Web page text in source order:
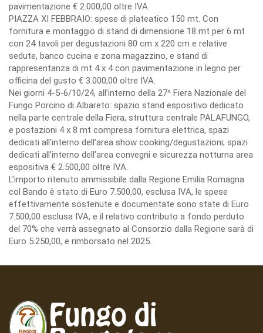
pavimentazione € 2.000,00 oltre IVA
PIAZZA XI FEBBRAIO: spese di plateatico 150 mt. Con
fornitura e montaggio di stand di dimensione 18 mt per 6 mt
con 24 tavoli per degustazioni 80 cm x 220 cm e relative
sedute, banco cucina e zona magazzino, e stand di
rappresentanza di mt 4 x 4 con pavimentazione in legno per
officina del gusto € 3.000,00 oltre IVA.
Nei giorni 4-5-6/10/24, all’interno della 27^ Fiera Nazionale del
Fungo Porcino di Albareto: spazio stand espositivo dedicato
nella parte centrale della Fiera, struttura centrale PALAFUNGO,
e postazioni 4 x 8 mt compresa fornitura elettrica, spazi
dedicati all’interno dell’area show cooking/degustazioni; spazi
dedicati all’interno dell’area convegni e sicurezza notturna area
espositiva € 2.500,00 oltre IVA.
L’importo ritenuto ammissibile dalla Regione Emilia Romagna
col Bando è stato di Euro 7.500,00, esclusa IVA, le spese
effettivamente sostenute e documentate sono state di Euro
7.500,00 esclusa IVA, e il relativo contributo a fondo perduto
del 70% che verrà assegnato al Consorzio dalla Regione sarà di
Euro 5.250,00, e rimborsato nel 2025.